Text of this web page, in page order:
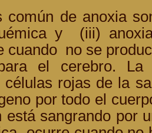
común de anoxia
y (iii)
cuando no se
el cerebro.
rojas de la
por todo el
está sangrando por